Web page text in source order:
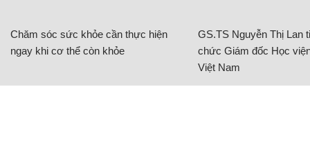
Chăm sóc sức khỏe cần thực hiện
ngay khi cơ thể còn khỏe
GS.TS Nguyễn Thị Lan
chức Giám đốc Học
Việt Nam